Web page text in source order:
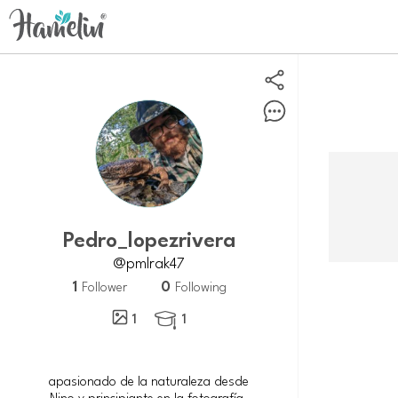
Pedro_lopezrivera
@pmlrak47
1 Follower 0 Following
1
 1
apasionado de la naturaleza desde